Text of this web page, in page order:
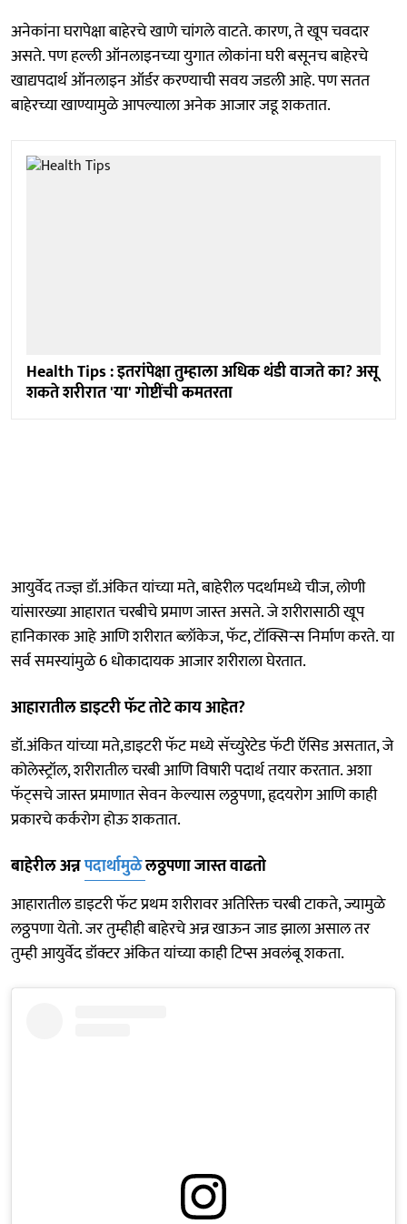
अनेकांना घरापेक्षा बाहेरचे खाणे चांगले वाटते. कारण, ते खूप चवदार
असते. पण हल्ली ऑनलाइनच्या युगात लोकांना घरी बसूनच बाहेरचे
खाद्यपदार्थ ऑनलाइन ऑर्डर करण्याची सवय जडली आहे. पण सतत
बाहेरच्या खाण्यामुळे आपल्याला अनेक आजार जडू शकतात.
Health Tips : इतरांपेक्षा तुम्हाला अधिक थंडी वाजते का? असू
शकते शरीरात 'या' गोष्टींची कमतरता
आयुर्वेद तज्ज्ञ डॉ.अंकित यांच्या मते, बाहेरील पदर्थामध्ये चीज, लोणी
यांसारख्या आहारात चरबीचे प्रमाण जास्त असते. जे शरीरासाठी खूप
हानिकारक आहे आणि शरीरात ब्लॉकेज, फॅट, टॉक्सिन्स निर्माण करते. या
सर्व समस्यांमुळे 6 धोकादायक आजार शरीराला घेरतात.
आहारातील डाइटरी फॅट तोटे काय आहेत?
डॉ.अंकित यांच्या मते,डाइटरी फॅट मध्ये सॅच्युरेटेड फॅटी ऍसिड असतात, जे
कोलेस्ट्रॉल, शरीरातील चरबी आणि विषारी पदार्थ तयार करतात. अशा
फॅट्सचे जास्त प्रमाणात सेवन केल्यास लठ्ठपणा, हृदयरोग आणि काही
प्रकारचे कर्करोग होऊ शकतात.
बाहेरील अन्नपदार्थामुळेलठ्ठपणा जास्त वाढतो
आहारातील डाइटरी फॅट प्रथम शरीरावर अतिरिक्त चरबी टाकते, ज्यामुळे
लठ्ठपणा येतो. जर तुम्हीही बाहेरचे अन्न खाऊन जाड झाला असाल तर
तुम्ही आयुर्वेद डॉक्टर अंकित यांच्या काही टिप्स अवलंबू शकता.